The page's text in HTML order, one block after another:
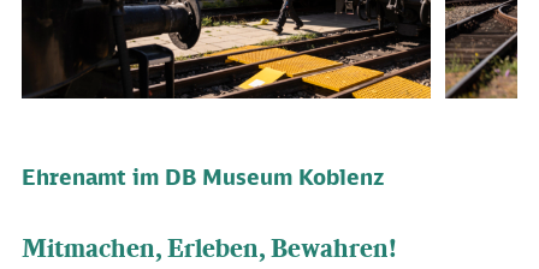
Ehrenamt im DB Museum Koblenz
Mitmachen, Erleben, Bewahren!